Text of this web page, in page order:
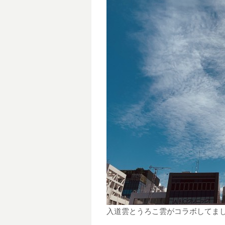
入道雲とうろこ雲がコラボしてま